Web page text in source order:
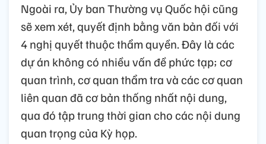
Ngoài ra, Ủy ban Thường vụ Quốc hội cũng
sẽ xem xét, quyết định bằng văn bản đối với
4 nghị quyết thuộc thẩm quyền. Đây là các
dự án không có nhiều vấn đề phức tạp; cơ
quan trình, cơ quan thẩm tra và các cơ quan
liên quan đã cơ bản thống nhất nội dung,
qua đó tập trung thời gian cho các nội dung
quan trọng của Kỳ họp.